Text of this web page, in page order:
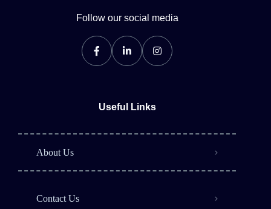
Follow our social media
Useful Links
About Us
Contact Us